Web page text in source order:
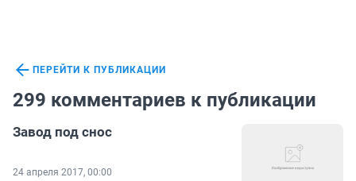
ПЕРЕЙТИ К ПУБЛИКАЦИИ
299 комментариев к публикации
Завод под снос
24 апреля 2017, 00:00